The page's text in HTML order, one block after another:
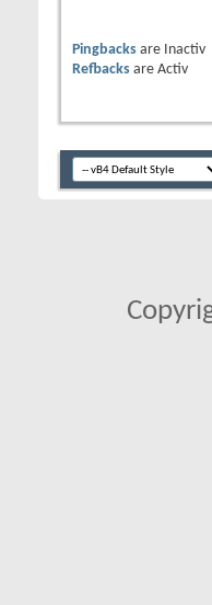
Pingbacks are
Inactiv
Refbacks are Activ